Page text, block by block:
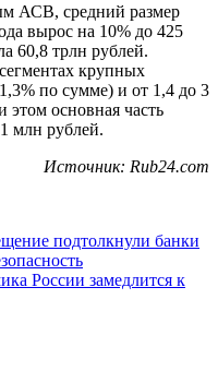
АСВ, средний размер
вырос на 10% до 425
60,8 трлн рублей.
крупных
по сумме) и от 1,4 до 3
основная часть
млн рублей.
Источник: Rub24.com
подтолкнули банки
России замедлится к